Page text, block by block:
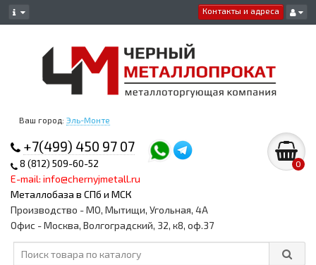
Контакты и адреса
Ваш город: Эль-Монте
+7(499) 450 97 07
8 (812) 509-60-52
E-mail: info@chernyjmetall.ru
Металлобаза в СПб и МСК
0
Производство - МО, Мытищи, Угольная, 4А
Офис - Москва, Волгоградский, 32, к8, оф.37